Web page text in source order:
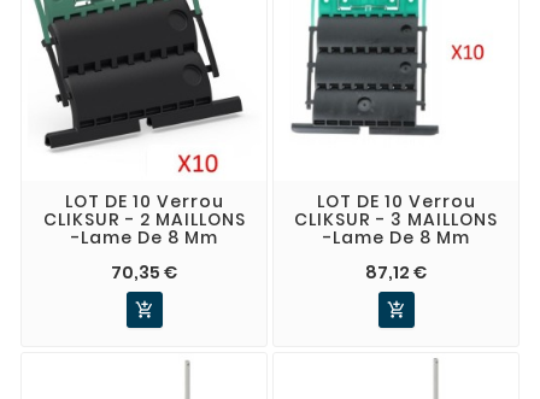
LOT DE 10 Verrou
CLIKSUR - 2 MAILLONS
-lame De 8 Mm
70,35 €

LOT DE 10 Verrou
CLIKSUR - 3 MAILLONS
-lame De 8 Mm
87,12 €
